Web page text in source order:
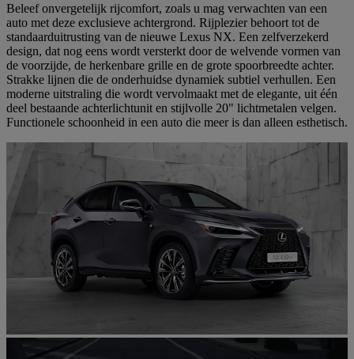
Beleef onvergetelijk rijcomfort, zoals u mag verwachten van een
auto met deze exclusieve achtergrond. Rijplezier behoort tot de
standaarduitrusting van de nieuwe Lexus NX. Een zelfverzekerd
design, dat nog eens wordt versterkt door de welvende vormen van
de voorzijde, de herkenbare grille en de grote spoorbreedte achter.
Strakke lijnen die de onderhuidse dynamiek subtiel verhullen. Een
moderne uitstraling die wordt vervolmaakt met de elegante, uit één
deel bestaande achterlichtunit en stijlvolle 20" lichtmetalen velgen.
Functionele schoonheid in een auto die meer is dan alleen esthetisch.